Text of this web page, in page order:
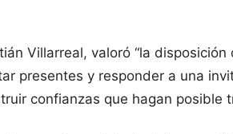
Villarreal, valoró “la
presentes y responder a una
confianzas que hagan